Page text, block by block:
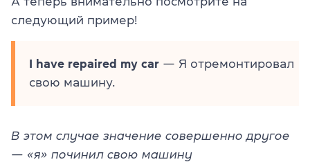
следующий пример!
I have repaired my car — Я отремонтировал
свою машину.
В этом случае значение совершенно другое
— «я» починил свою машину